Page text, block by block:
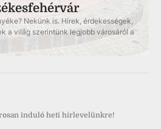
Nekünk is. Hírek, érdekességek,
a világ szerintünk legjobb városáról a
induló heti hírlevelünkre!